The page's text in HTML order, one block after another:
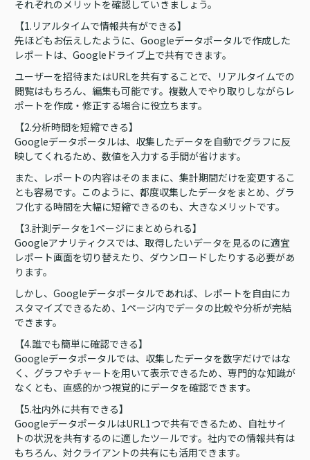
それぞれのメリットを確認していきましょう。
【1.リアルタイムで情報共有ができる】
先ほどもお伝えしたように、Googleデータポータルで作成した
レポートは、Googleドライブ上で共有できます。
ユーザーを招待またはURLを共有することで、リアルタイムでの
閲覧はもちろん、編集も可能です。複数人でやり取りしながらレ
ポートを作成・修正する場合に役立ちます。
【2.分析時間を短縮できる】
Googleデータポータルは、収集したデータを自動でグラフに反
映してくれるため、数値を入力する手間が省けます。
また、レポートの内容はそのままに、集計期間だけを変更するこ
とも容易です。このように、都度収集したデータをまとめ、グラ
フ化する時間を大幅に短縮できるのも、大きなメリットです。
【3.計測データを1ページにまとめられる】
Googleアナリティクスでは、取得したいデータを見るのに適宜
レポート画面を切り替えたり、ダウンロードしたりする必要があ
ります。
しかし、Googleデータポータルであれば、レポートを自由にカ
スタマイズできるため、1ページ内でデータの比較や分析が完結
できます。
【4.誰でも簡単に確認できる】
Googleデータポータルでは、収集したデータを数字だけではな
く、グラフやチャートを用いて表示できるため、専門的な知識が
なくとも、直感的かつ視覚的にデータを確認できます。
【5.社内外に共有できる】
GoogleデータポータルはURL1つで共有できるため、自社サイ
トの状況を共有するのに適したツールです。社内での情報共有は
もちろん、対クライアントの共有にも活用できます。